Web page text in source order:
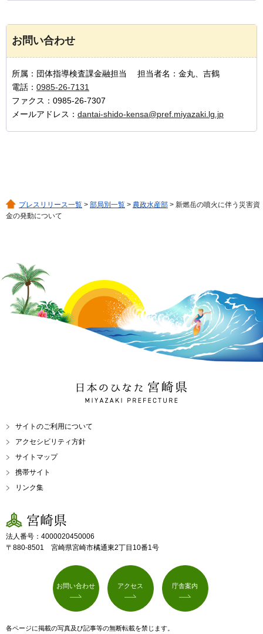
お問い合わせ
所属：団体指導検査課金融担当 担当者名：金丸、吉鶴
電話： 0985-26-7131
ファクス：0985-26-7307
メールアドレス： dantai-shido-kensa@pref.miyazaki.lg.jp
プレスリリース一覧 > 部局別一覧 > 農政水産部 > 新燃岳の噴火に伴う災害資
金の発動について
日本のひなた 宮崎県
MIYAZAKI PREFECTURE
サイトのご利用について
アクセシビリティ方針
サイトマップ
携帯サイト
リンク集
宮崎県
法人番号：4000020450006
〒880-8501 宮崎県宮崎市橘通東2丁目10番1号
お問い合わせ アクセス 庁舎案内
各ページに掲載の写真及び記事等の無断転載を禁じます。